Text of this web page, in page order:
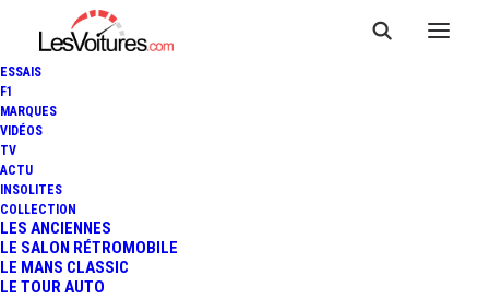
ESSAIS
F1
MARQUES
VIDÉOS
TV
ACTU
INSOLITES
COLLECTION
LES ANCIENNES
LE SALON RÉTROMOBILE
LE MANS CLASSIC
LE TOUR AUTO
UN AVANT-GOÛT TRÈS
ABOUTI D'UN FUTUR SUV